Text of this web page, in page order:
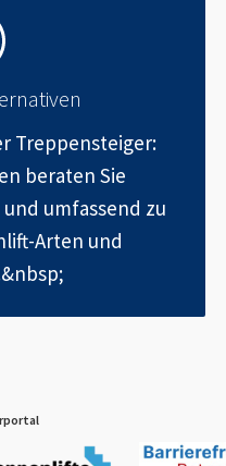
Treppensteiger:
beraten Sie
umfassend zu
Arten und